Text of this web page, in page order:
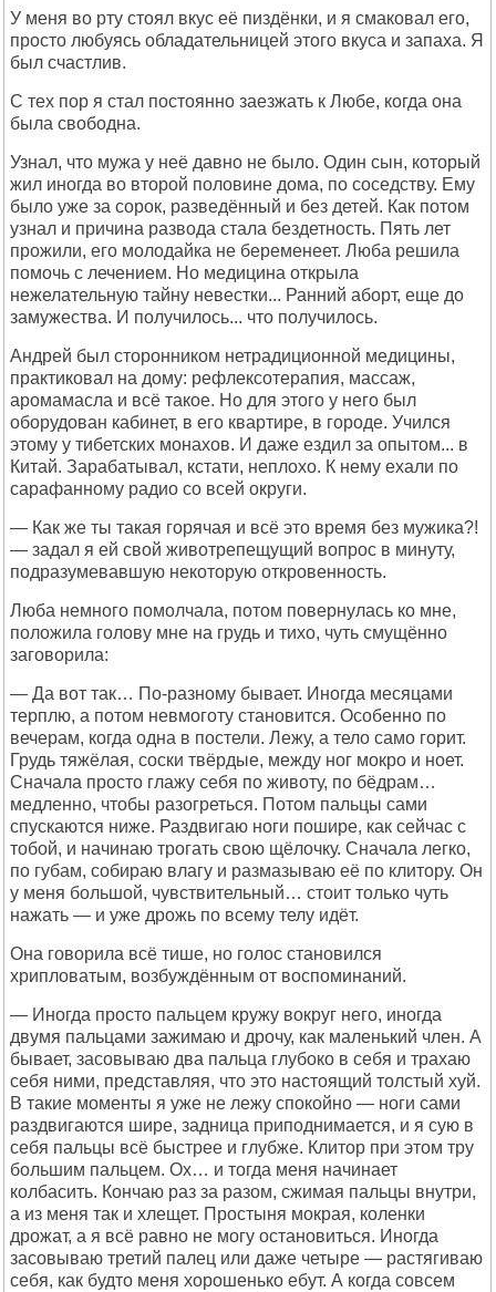
У меня во рту стоял вкус её пиздёнки, и я смаковал его,
просто любуясь обладательницей этого вкуса и запаха. Я
был счастлив.
С тех пор я стал постоянно заезжать к Любе, когда она
была свободна.
Узнал, что мужа у неё давно не было. Один сын, который
жил иногда во второй половине дома, по соседству. Ему
было уже за сорок, разведённый и без детей. Как потом
узнал и причина развода стала бездетность. Пять лет
прожили, его молодайка не беременеет. Люба решила
помочь с лечением. Но медицина открыла
нежелательную тайну невестки... Ранний аборт, еще до
замужества. И получилось... что получилось.
Андрей был сторонником нетрадиционной медицины,
практиковал на дому: рефлексотерапия, массаж,
аромамасла и всё такое. Но для этого у него был
оборудован кабинет, в его квартире, в городе. Учился
этому у тибетских монахов. И даже ездил за опытом... в
Китай. Зарабатывал, кстати, неплохо. К нему ехали по
сарафанному радио со всей округи.
— Как же ты такая горячая и всё это время без мужика?!
— задал я ей свой животрепещущий вопрос в минуту,
подразумевавшую некоторую откровенность.
Люба немного помолчала, потом повернулась ко мне,
положила голову мне на грудь и тихо, чуть смущённо
заговорила:
— Да вот так… По-разному бывает. Иногда месяцами
терплю, а потом невмоготу становится. Особенно по
вечерам, когда одна в постели. Лежу, а тело само горит.
Грудь тяжёлая, соски твёрдые, между ног мокро и ноет.
Сначала просто глажу себя по животу, по бёдрам…
медленно, чтобы разогреться. Потом пальцы сами
спускаются ниже. Раздвигаю ноги пошире, как сейчас с
тобой, и начинаю трогать свою щёлочку. Сначала легко,
по губам, собираю влагу и размазываю её по клитору. Он
у меня большой, чувствительный… стоит только чуть
нажать — и уже дрожь по всему телу идёт.
Она говорила всё тише, но голос становился
хрипловатым, возбуждённым от воспоминаний.
— Иногда просто пальцем кружу вокруг него, иногда
двумя пальцами зажимаю и дрочу, как маленький член. А
бывает, засовываю два пальца глубоко в себя и трахаю
себя ними, представляя, что это настоящий толстый хуй.
В такие моменты я уже не лежу спокойно — ноги сами
раздвигаются шире, задница приподнимается, и я сую в
себя пальцы всё быстрее и глубже. Клитор при этом тру
большим пальцем. Ох… и тогда меня начинает
колбасить. Кончаю раз за разом, сжимая пальцы внутри,
а из меня так и хлещет. Простыня мокрая, коленки
дрожат, а я всё равно не могу остановиться. Иногда
засовываю третий палец или даже четыре — растягиваю
себя, как будто меня хорошенько ебут. А когда совсем